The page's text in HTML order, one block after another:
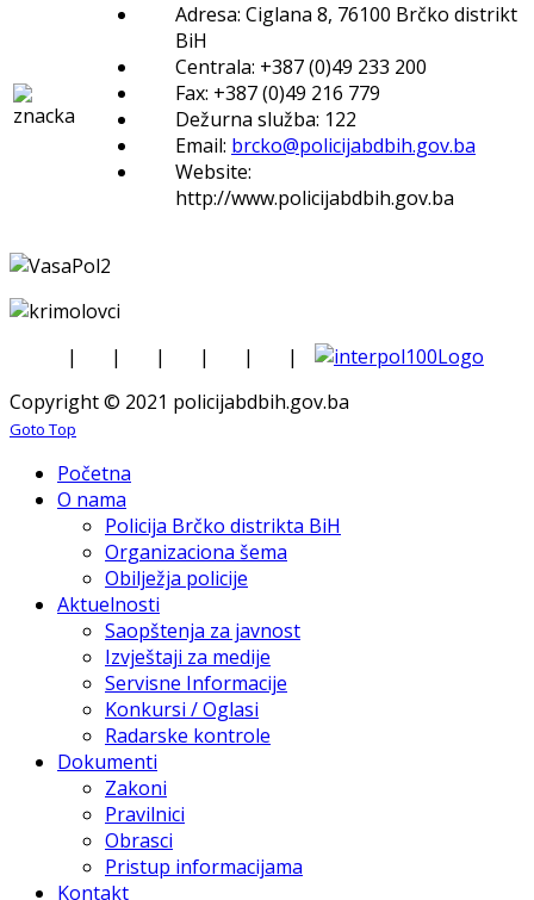
Adresa: Ciglana 8, 76100 Brčko distrikt
BiH
Centrala: +387 (0)49 233 200
Fax: +387 (0)49 216 779
Dežurna služba: 122
Email: brcko@policijabdbih.gov.ba
Website:
http://www.policijabdbih.gov.ba
| | | | |
|
Copyright © 2021 policijabdbih.gov.ba
Goto Top
Početna
O nama
Policija Brčko distrikta BiH
Organizaciona šema
Obilježja policije
Aktuelnosti
Saopštenja za javnost
Izvještaji za medije
Servisne Informacije
Konkursi / Oglasi
Radarske kontrole
Dokumenti
Zakoni
Pravilnici
Obrasci
Pristup informacijama
Kontakt